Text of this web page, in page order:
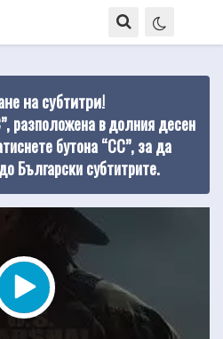
на субтитри!
разположена в долния десен
бутона “CC”, за да
Български субтитрите.